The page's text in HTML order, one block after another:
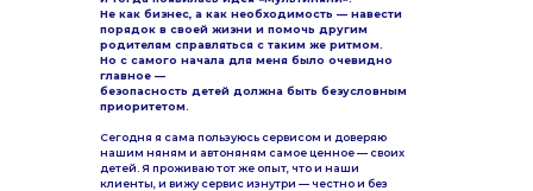
Не как бизнес, а как необходимость — навести
порядок в своей жизни и помочь другим
родителям справляться с таким же ритмом.
Но с самого начала для меня было очевидно
главное —
безопасность детей должна быть безусловным
приоритетом.
Сегодня я сама пользуюсь сервисом и доверяю
нашим няням и автоняням самое ценное — своих
детей. Я проживаю тот же опыт, что и наши
клиенты, и вижу сервис изнутри — честно и без